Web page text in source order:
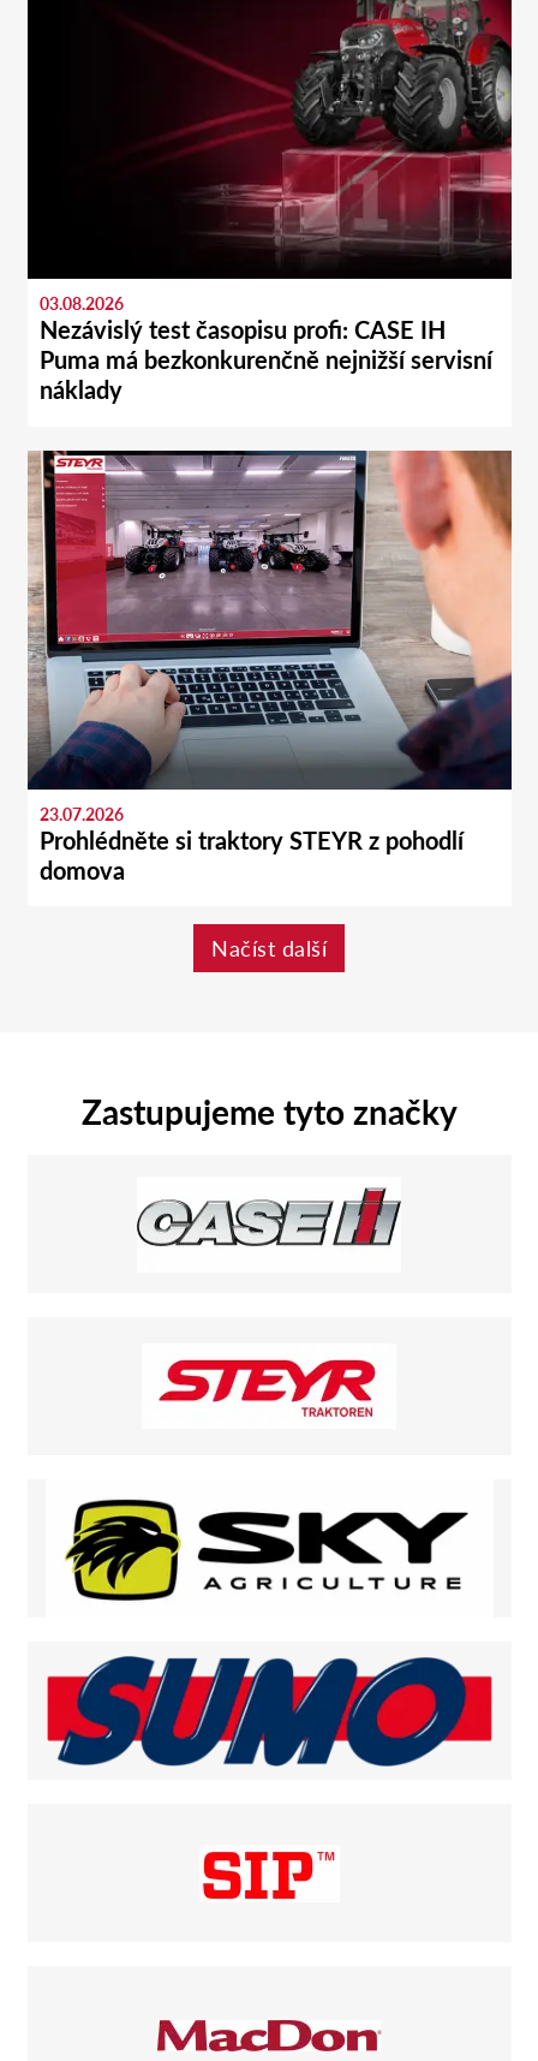
03.08.2026
Nezávislý test časopisu profi: CASE IH
Puma má bezkonkurenčně nejnižší servisní
náklady
23.07.2026
Prohlédněte si traktory STEYR z pohodlí
domova
Načíst další
Zastupujeme tyto značky